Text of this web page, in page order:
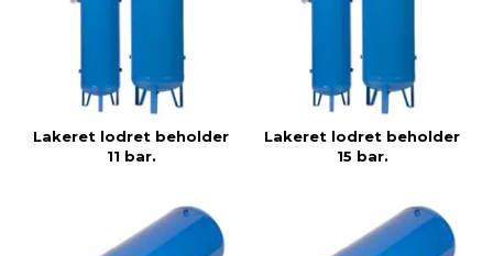
Lakeret lodret beholder
11 bar.
Lakeret lodret beholder
15 bar.